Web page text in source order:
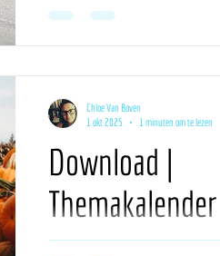
Download |
Themakalender
oktober '25
Chloe Van Boven
1 okt 2025
1 minuten om te lezen